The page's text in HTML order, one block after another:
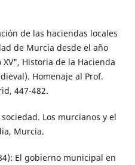
de las haciendas locales
de Murcia desde el año
Historia de la Hacienda
Homenaje al Prof.
447-482.
Los murcianos y el
Murcia.
El gobierno municipal en